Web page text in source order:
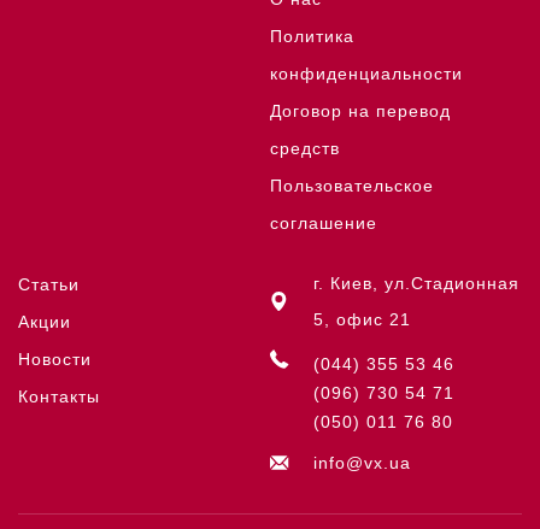
Политика
конфиденциальности
Договор на перевод
средств
Пользовательское
соглашение
Статьи
Акции
Новости
Контакты
г. Киев, ул.Стадионная
5, офис 21
(044) 355 53 46
(096) 730 54 71
(050) 011 76 80
info@vx.ua